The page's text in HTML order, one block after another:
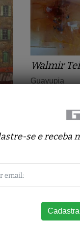
Walmir
Guayupia
Eguren,
Pescadores
60 x 100 cm
se e receba